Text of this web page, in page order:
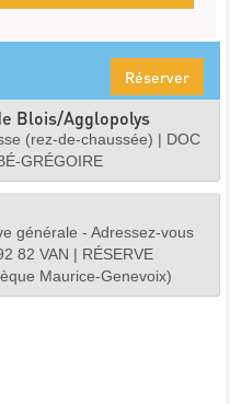
Réserver
Blois/Agglopolys
(rez-de-chaussée) | DOC
GRÉGOIRE
générale - Adressez-vous
82 VAN | RÉSERVE
Maurice-Genevoix)